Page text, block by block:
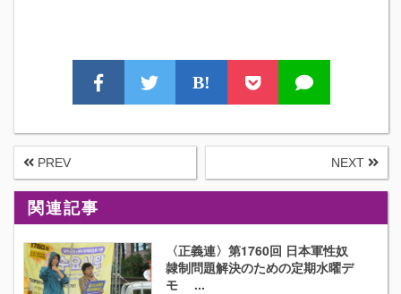
B!
PREV NEXT
関連記事
〈正義連〉第1760回 日本軍性奴
隷制問題解決のための定期水曜デ
モ ...